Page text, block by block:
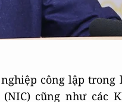
công lập
cũng như các